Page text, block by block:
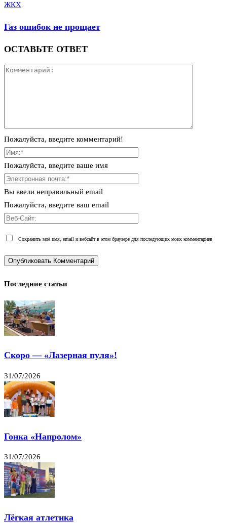
ЖКХ
Газ ошибок не прощает
ОСТАВЬТЕ ОТВЕТ
Пожалуйста, введите комментарий!
Пожалуйста, введите ваше имя
Вы ввели неправильный email
Пожалуйста, введите ваш email
Сохранить моё имя, email и вебсайт в этом браузере для последующих моих комментариев
Последние статьи
Скоро — «Лазерная пуля»!
31/07/2026
Гонка «Напролом»
31/07/2026
Лёгкая атлетика